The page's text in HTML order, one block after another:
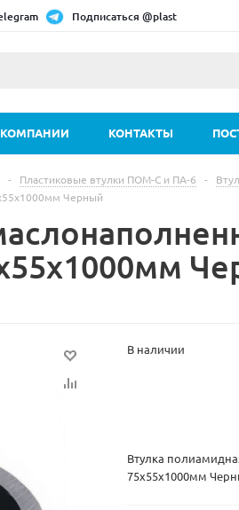
Подписаться @plast
КОНТАКТЫ
- Пластиковые втулки ПОМ-С и ПА-6 -
Черный
В наличии
Втулка
75х55х1000мм